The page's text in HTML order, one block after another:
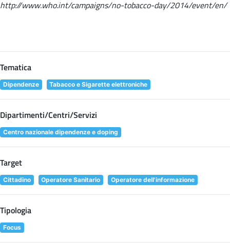
http://www.who.int/campaigns/no-tobacco-day/2014/event/en/
Tematica
Dipendenze Tabacco e Sigarette elettroniche
Dipartimenti/Centri/Servizi
Centro nazionale dipendenze e doping
Target
Cittadino Operatore Sanitario Operatore dell'informazione
Tipologia
Focus